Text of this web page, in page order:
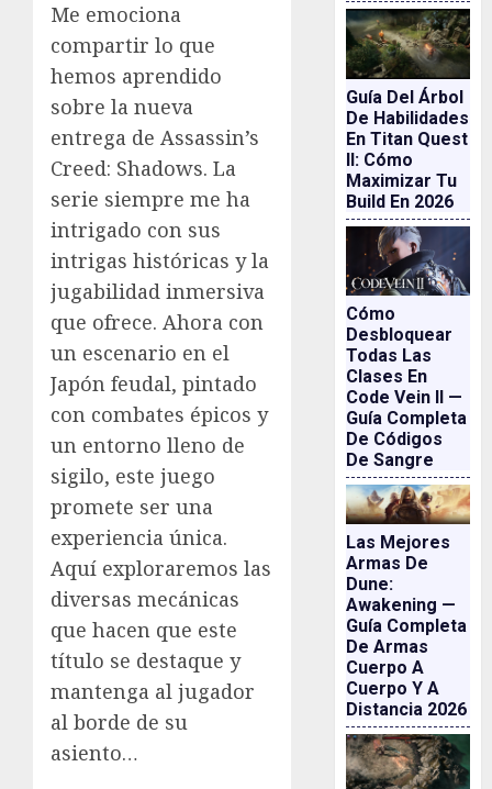
Me emociona
compartir lo que
hemos aprendido
sobre la nueva
entrega de Assassin’s
Creed: Shadows. La
serie siempre me ha
intrigado con sus
intrigas históricas y la
jugabilidad inmersiva
que ofrece. Ahora con
un escenario en el
Japón feudal, pintado
con combates épicos y
un entorno lleno de
sigilo, este juego
promete ser una
experiencia única.
Aquí exploraremos las
diversas mecánicas
que hacen que este
título se destaque y
mantenga al jugador
al borde de su
asiento…
Guía Del Árbol
De Habilidades
En Titan Quest
II: Cómo
Maximizar Tu
Build En 2026
Cómo
Desbloquear
Todas Las
Clases En
Code Vein II —
Guía Completa
De Códigos
De Sangre
Las Mejores
Armas De
Dune:
Awakening —
Guía Completa
De Armas
Cuerpo A
Cuerpo Y A
Distancia 2026